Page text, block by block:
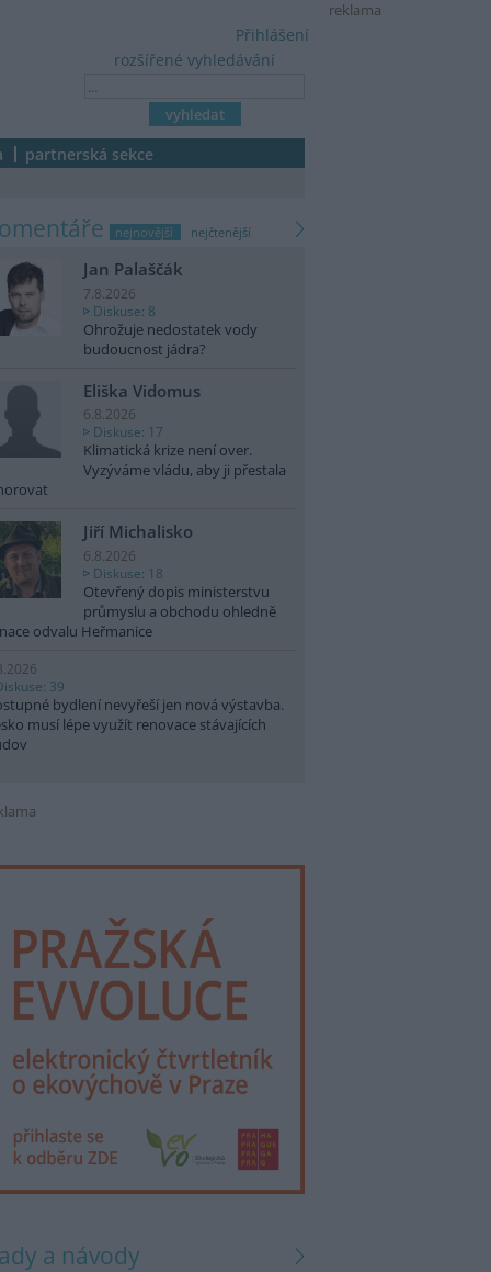
reklama
rozšířené vyhledávání
Přihlášení
partnerská sekce
nejnovější nejčtenější
Jan Palaščák
7.8.2026
Diskuse: 8
Ohrožuje nedostatek vody
budoucnost jádra?
Eliška Vidomus
6.8.2026
Diskuse: 17
Klimatická krize není over.
Vyzýváme vládu, aby ji přestala
Jiří Michalisko
6.8.2026
Diskuse: 18
Otevřený dopis ministerstvu
průmyslu a obchodu ohledně
odvalu Heřmanice
39
bydlení nevyřeší jen nová výstavba.
musí lépe využít renovace stávajících
a návody